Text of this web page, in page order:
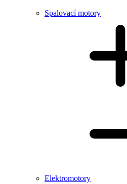
Spalovací motory
Elektromotory